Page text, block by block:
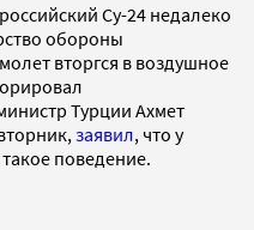
Су-24 недалеко
обороны
вторгся в воздушное
Турции Ахмет
заявил, что у
поведение.